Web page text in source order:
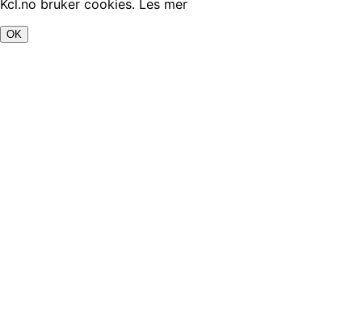
Kcl.no bruker cookies. Les mer
OK